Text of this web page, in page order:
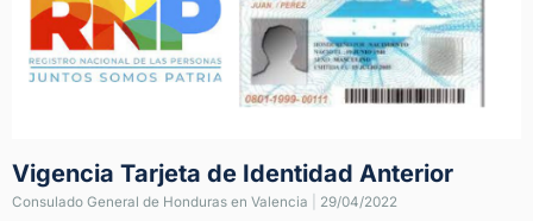
Vigencia Tarjeta de Identidad Anterior
Consulado General de Honduras en Valencia 29/04/2022